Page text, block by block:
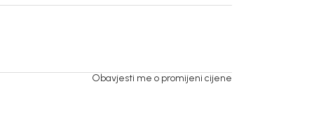
Obavjesti me o promijeni cijene